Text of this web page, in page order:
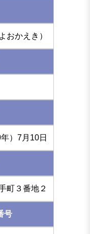
おかえき）
）7月10日
町３番地２
号